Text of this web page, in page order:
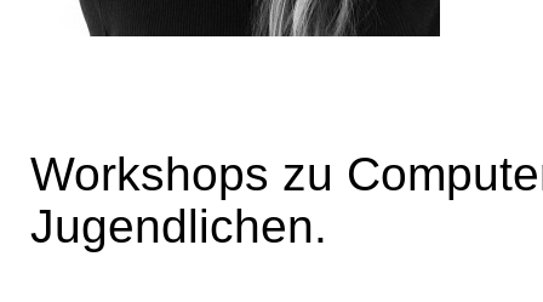
Workshops zu
Jugendlichen.